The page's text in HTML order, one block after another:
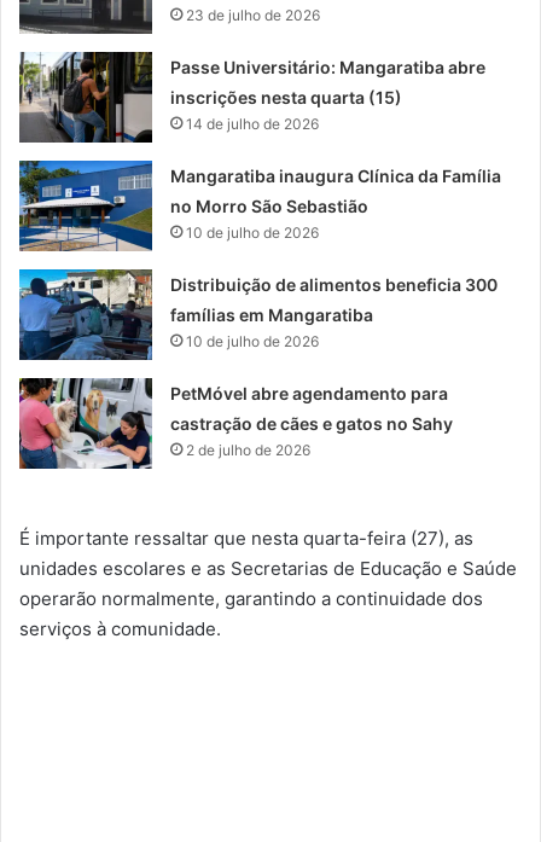
23 de julho de 2026
Passe Universitário: Mangaratiba abre
inscrições nesta quarta (15)
14 de julho de 2026
Mangaratiba inaugura Clínica da Família
no Morro São Sebastião
10 de julho de 2026
Distribuição de alimentos beneficia 300
famílias em Mangaratiba
10 de julho de 2026
PetMóvel abre agendamento para
castração de cães e gatos no Sahy
2 de julho de 2026
É importante ressaltar que nesta quarta-feira (27), as
unidades escolares e as Secretarias de Educação e Saúde
operarão normalmente, garantindo a continuidade dos
serviços à comunidade.